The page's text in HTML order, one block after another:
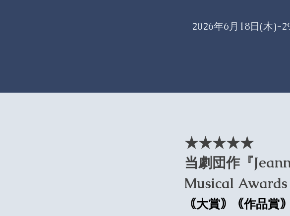
2026年6月18日(木)-
★★★★★
当劇団作『
Musical
｟大賞｠｟作品賞